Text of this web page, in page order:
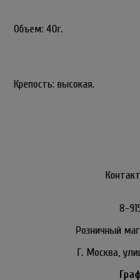
Объем: 40г.
Крепость: высокая.
8-
Розничный
Г. Москва,